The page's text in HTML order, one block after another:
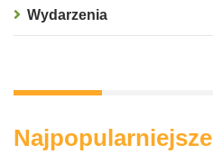
Wydarzenia
Najpopularniejsze